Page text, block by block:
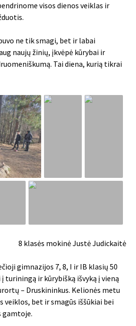
visos dienos veiklas ir
ne tik smagi, bet ir labai
naujų žinių, įkvėpė kūrybai ir
Tai diena, kurią tikrai
8 klasės mokinė Justė Judickaitė
gimnazijos 7, 8, I ir IB klasių 50
turiningą ir kūrybišką išvyką į vieną
– Druskininkus. Kelionės metu
veiklos, bet ir smagūs iššūkiai bei
gamtoje.